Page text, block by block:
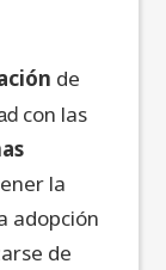
de
con las
la
adopción
de